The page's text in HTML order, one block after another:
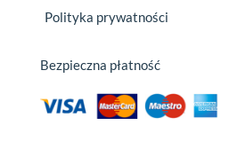
Polityka prywatności
Bezpieczna płatność